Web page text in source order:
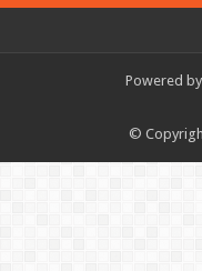
Powered by
©